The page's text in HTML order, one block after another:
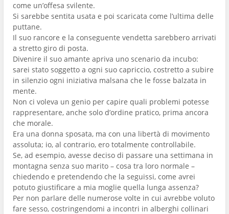
come un’offesa svilente.
Si sarebbe sentita usata e poi scaricata come l’ultima delle
puttane.
Il suo rancore e la conseguente vendetta sarebbero arrivati
a stretto giro di posta.
Divenire il suo amante apriva uno scenario da incubo:
sarei stato soggetto a ogni suo capriccio, costretto a subire
in silenzio ogni iniziativa malsana che le fosse balzata in
mente.
Non ci voleva un genio per capire quali problemi potesse
rappresentare, anche solo d’ordine pratico, prima ancora
che morale.
Era una donna sposata, ma con una libertà di movimento
assoluta; io, al contrario, ero totalmente controllabile.
Se, ad esempio, avesse deciso di passare una settimana in
montagna senza suo marito – cosa tra loro normale –
chiedendo e pretendendo che la seguissi, come avrei
potuto giustificare a mia moglie quella lunga assenza?
Per non parlare delle numerose volte in cui avrebbe voluto
fare sesso, costringendomi a incontri in alberghi collinari